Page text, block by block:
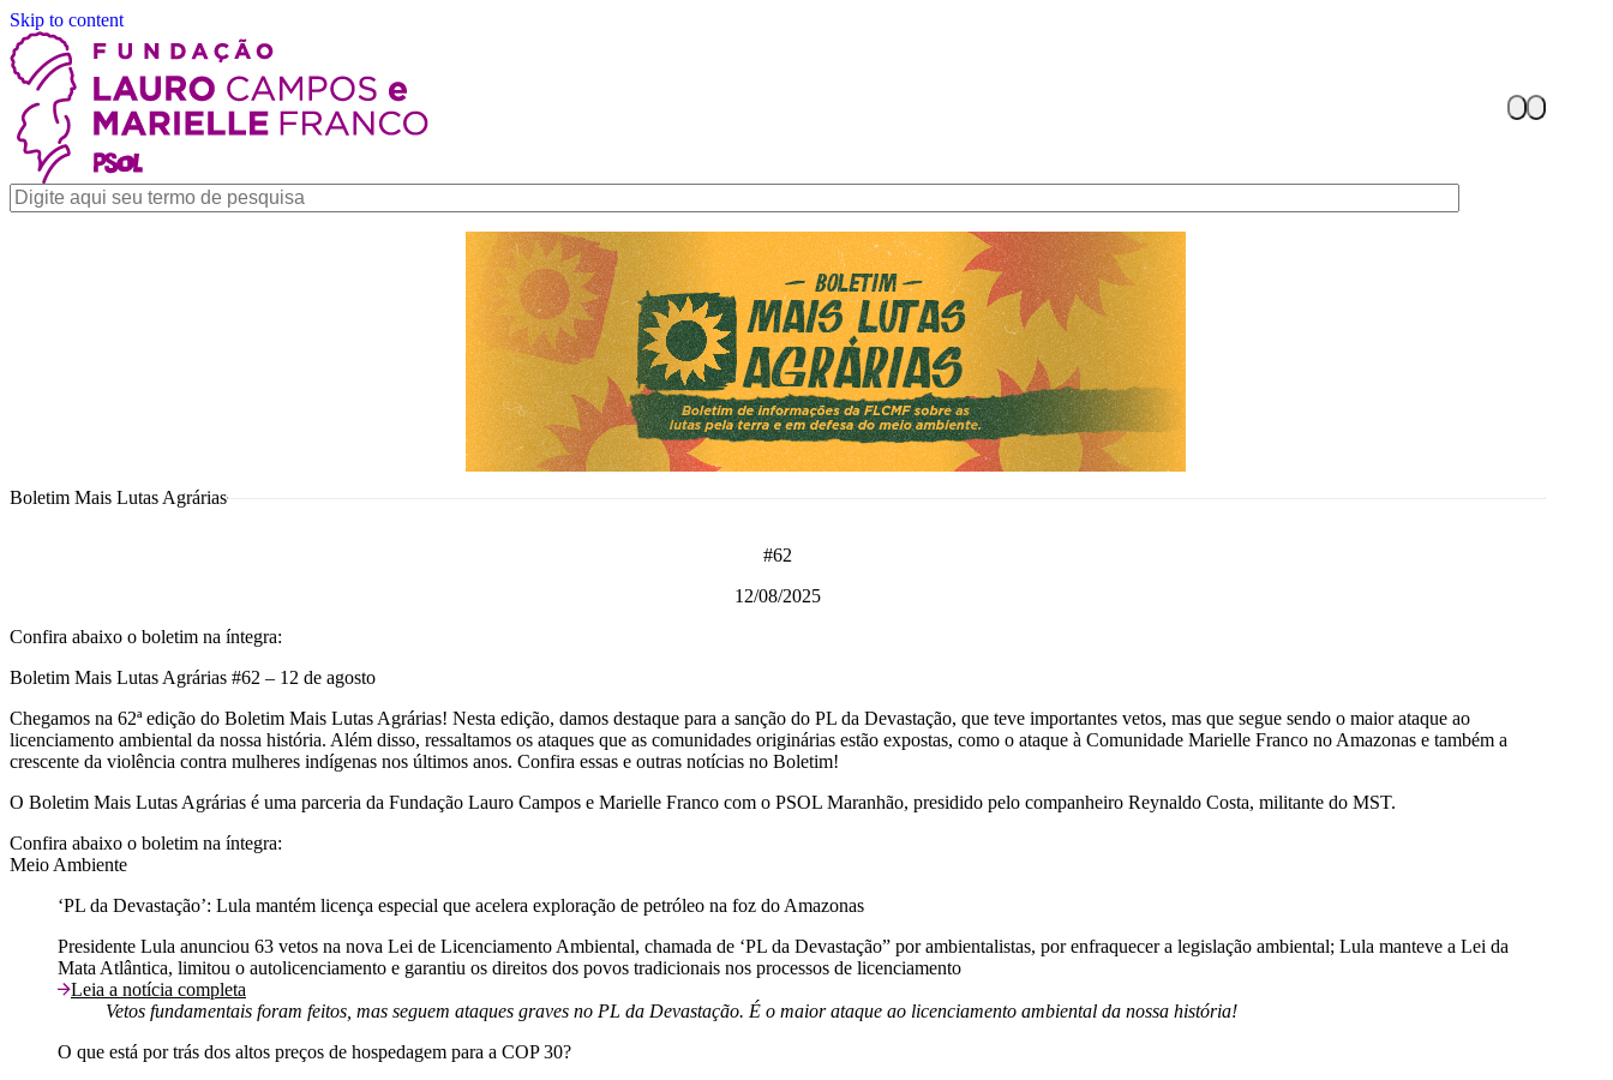
Skip to content
Boletim Mais Lutas Agrárias
#62
12/08/2025
Confira abaixo o boletim na íntegra:
Boletim Mais Lutas Agrárias #62 – 12 de agosto
Chegamos na 62ª edição do Boletim Mais Lutas Agrárias! Nesta edição, damos destaque para a sanção do PL da Devastação, que teve importantes vetos, mas que segue sendo o maior ataque ao
licenciamento ambiental da nossa história. Além disso, ressaltamos os ataques que as comunidades originárias estão expostas, como o ataque à Comunidade Marielle Franco no Amazonas e também a
crescente da violência contra mulheres indígenas nos últimos anos. Confira essas e outras notícias no Boletim!
O Boletim Mais Lutas Agrárias é uma parceria da Fundação Lauro Campos e Marielle Franco com o PSOL Maranhão, presidido pelo companheiro Reynaldo Costa, militante do MST.
Confira abaixo o boletim na íntegra:
Meio Ambiente
‘PL da Devastação’: Lula mantém licença especial que acelera exploração de petróleo na foz do Amazonas
Presidente Lula anunciou 63 vetos na nova Lei de Licenciamento Ambiental, chamada de ‘PL da Devastação” por ambientalistas, por enfraquecer a legislação ambiental; Lula manteve a Lei da
Mata Atlântica, limitou o autolicenciamento e garantiu os direitos dos povos tradicionais nos processos de licenciamento
Leia a notícia completa
Vetos fundamentais foram feitos, mas seguem ataques graves no PL da Devastação. É o maior ataque ao licenciamento ambiental da nossa história!
O que está por trás dos altos preços de hospedagem para a COP 30?